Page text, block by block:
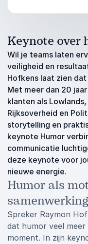
Keynote over
Wil je teams laten
veiligheid en
Hofkens laat zien
Met meer dan 20
klanten als
Rijksoverheid en
storytelling en
keynote Humor
communicatie
deze keynote voor
nieuwe energie.
Humor als
samenwerking
Spreker Raymon
dat humor veel
moment. In zijn